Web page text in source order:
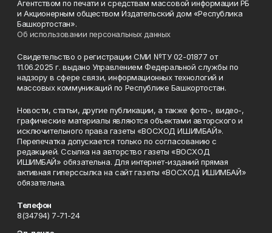
Агентством по печати и средствам массовой информации РБ
и Акционерным обществом Издательский дом «Республика
Башкортостан».
Об использовании персональных данных
Свидетельство о регистрации СМИ №ТУ 02-01877 от
11.06.2025 г. выдано Управлением Федеральной службы по
надзору в сфере связи, информационных технологий и
массовых коммуникаций по Республике Башкортостан.
Новости, статьи, другие публикации, а также фото-, видео-,
графические материалы являются объектами авторского и
исключительного права газеты «ВОСХОД ИШИМБАЙ».
Перепечатка допускается только по согласованию с
редакцией. Ссылка на авторство газеты «ВОСХОД
ИШИМБАЙ» обязательна. Для интернет-изданий прямая
активная гиперссылка на сайт газеты «ВОСХОД ИШИМБАЙ»
обязательна.
Телефон
8(34794) 7-71-24